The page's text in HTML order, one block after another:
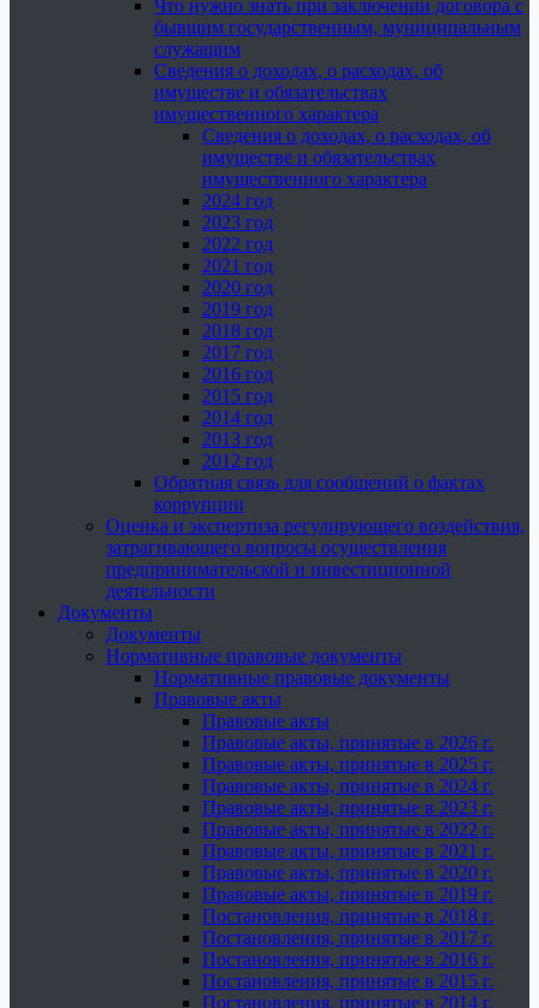
Что нужно знать при заключении договора с
бывшим государственным, муниципальным
служащим
Сведения о доходах, о расходах, об
имуществе и обязательствах
имущественного характера
Сведения о доходах, о расходах, об
имуществе и обязательствах
имущественного характера
2024 год
2023 год
2022 год
2021 год
2020 год
2019 год
2018 год
2017 год
2016 год
2015 год
2014 год
2013 год
2012 год
Обратная связь для сообщений о фактах
коррупции
Оценка и экспертиза регулирующего воздействия,
затрагивающего вопросы осуществления
предпринимательской и инвестиционной
деятельности
Документы
Документы
Нормативные правовые документы
Нормативные правовые документы
Правовые акты
Правовые акты
Правовые акты, принятые в 2026 г.
Правовые акты, принятые в 2025 г.
Правовые акты, принятые в 2024 г.
Правовые акты, принятые в 2023 г.
Правовые акты, принятые в 2022 г.
Правовые акты, принятые в 2021 г.
Правовые акты, принятые в 2020 г.
Правовые акты, принятые в 2019 г.
Постановления, принятые в 2018 г.
Постановления, принятые в 2017 г.
Постановления, принятые в 2016 г.
Постановления, принятые в 2015 г.
Постановления, принятые в 2014 г.